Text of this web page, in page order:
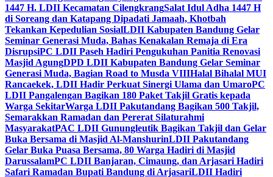
1447 H. LDII Kecamatan CilengkrangSalat Idul Adha 1447 H
di Soreang dan Katapang Dipadati Jamaah, Khotbah
Tekankan Kepedulian SosialLDII Kabupaten Bandung Gelar
Seminar Generasi Muda, Bahas Kenakalan Remaja di Era
DisrupsiPC LDII Paseh Hadiri Pengukuhan Panitia Renovasi
Masjid AgungDPD LDII Kabupaten Bandung Gelar Seminar
Generasi Muda, Bagian Road to Musda VIIIHalal Bihalal MUI
Rancaekek, LDII Hadir Perkuat Sinergi Ulama dan UmaroPC
LDII Pangalengan Bagikan 180 Paket Takjil Gratis kepada
Warga SekitarWarga LDII Pakutandang Bagikan 500 Takjil,
Semarakkan Ramadan dan Pererat Silaturahmi
MasyarakatPAC LDII Gunungleutik Bagikan Takjil dan Gelar
Buka Bersama di Masjid Al-ManshurinLDII Pakutandang
Gelar Buka Puasa Bersama, 80 Warga Hadiri di Masjid
DarussalamPC LDII Banjaran, Cimaung, dan Arjasari Hadiri
Safari Ramadan Bupati Bandung di ArjasariLDII Hadiri